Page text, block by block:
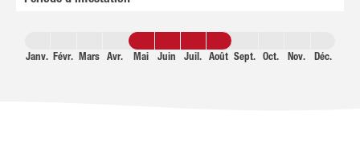
Janv. Févr. Mars Avr. Mai Juin Juil. Août Sept. Oct. Nov. Déc.